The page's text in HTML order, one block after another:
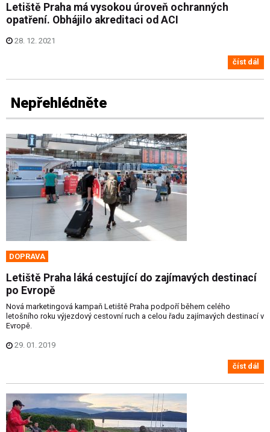
Letiště Praha má vysokou úroveň ochranných
opatření. Obhájilo akreditaci od ACI
28. 12. 2021
číst dál
Nepřehlédněte
DOPRAVA
Letiště Praha láká cestující do zajímavých destinací
po Evropě
Nová marketingová kampaň Letiště Praha podpoří během celého
letošního roku výjezdový cestovní ruch a celou řadu zajímavých destinací v
Evropě.
29. 01. 2019
číst dál